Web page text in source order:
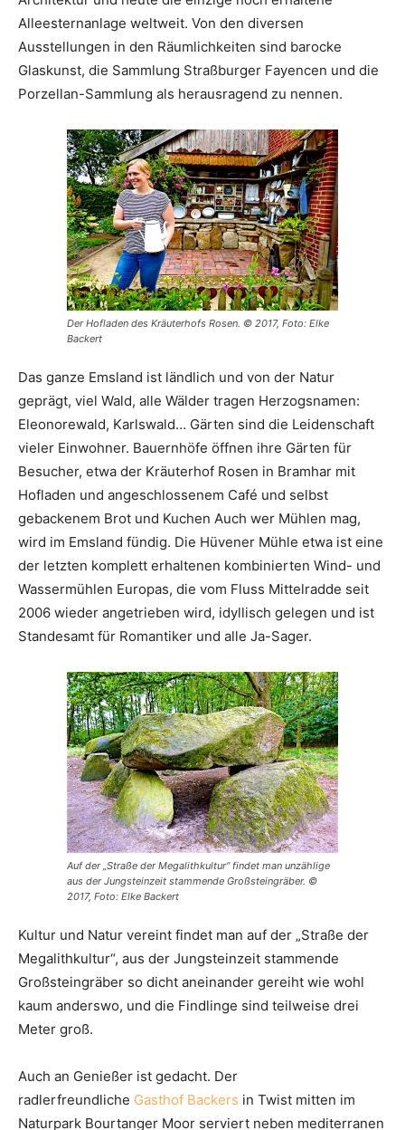
Alleesternanlage weltweit. Von den diversen
Ausstellungen in den Räumlichkeiten sind barocke
Glaskunst, die Sammlung Straßburger Fayencen und die
Porzellan-Sammlung als herausragend zu nennen.
Der Hofladen des Kräuterhofs Rosen. © 2017, Foto: Elke
Backert
Das ganze Emsland ist ländlich und von der Natur
geprägt, viel Wald, alle Wälder tragen Herzogsnamen:
Eleonorewald, Karlswald… Gärten sind die Leidenschaft
vieler Einwohner. Bauernhöfe öffnen ihre Gärten für
Besucher, etwa der Kräuterhof Rosen in Bramhar mit
Hofladen und angeschlossenem Café und selbst
gebackenem Brot und Kuchen Auch wer Mühlen mag,
wird im Emsland fündig. Die Hüvener Mühle etwa ist eine
der letzten komplett erhaltenen kombinierten Wind- und
Wassermühlen Europas, die vom Fluss Mittelradde seit
2006 wieder angetrieben wird, idyllisch gelegen und ist
Standesamt für Romantiker und alle Ja-Sager.
Auf der „Straße der Megalithkultur“ findet man unzählige
aus der Jungsteinzeit stammende Großsteingräber. ©
2017, Foto: Elke Backert
Kultur und Natur vereint findet man auf der „Straße der
Megalithkultur“, aus der Jungsteinzeit stammende
Großsteingräber so dicht aneinander gereiht wie wohl
kaum anderswo, und die Findlinge sind teilweise drei
Meter groß.
Auch an Genießer ist gedacht. Der
radlerfreundliche Gasthof Backers in Twist mitten im
Naturpark Bourtanger Moor serviert neben mediterranen